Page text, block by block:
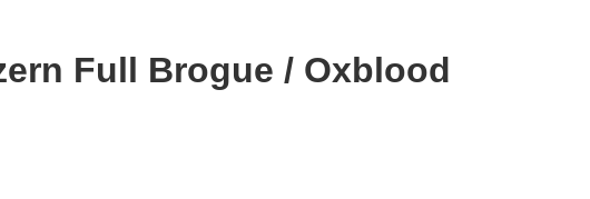
Full Brogue / Oxblood